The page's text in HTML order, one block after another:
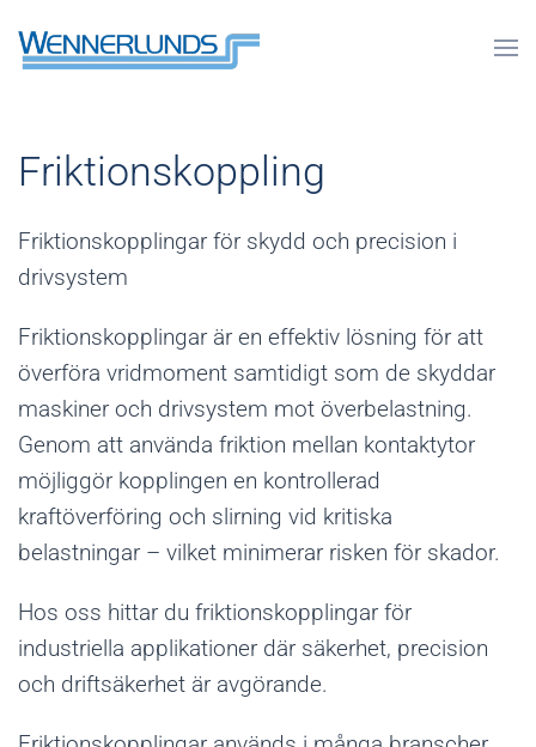
Friktionskoppling
Friktionskopplingar för skydd och precision i
drivsystem
Friktionskopplingar är en effektiv lösning för att
överföra vridmoment samtidigt som de skyddar
maskiner och drivsystem mot överbelastning.
Genom att använda friktion mellan kontaktytor
möjliggör kopplingen en kontrollerad
kraftöverföring och slirning vid kritiska
belastningar – vilket minimerar risken för skador.
Hos oss hittar du friktionskopplingar för
industriella applikationer där säkerhet, precision
och driftsäkerhet är avgörande.